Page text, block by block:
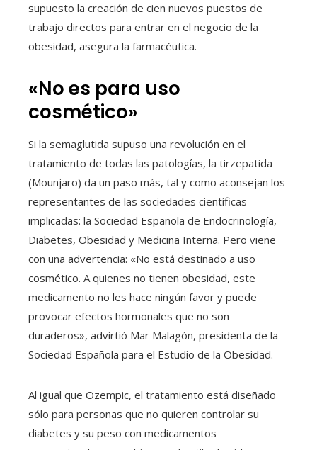
supuesto la creación de cien nuevos puestos de
trabajo directos para entrar en el negocio de la
obesidad, asegura la farmacéutica.
«No es para uso
cosmético»
Si la semaglutida supuso una revolución en el
tratamiento de todas las patologías, la tirzepatida
(Mounjaro) da un paso más, tal y como aconsejan los
representantes de las sociedades científicas
implicadas: la Sociedad Española de Endocrinología,
Diabetes, Obesidad y Medicina Interna. Pero viene
con una advertencia: «No está destinado a uso
cosmético. A quienes no tienen obesidad, este
medicamento no les hace ningún favor y puede
provocar efectos hormonales que no son
duraderos», advirtió Mar Malagón, presidenta de la
Sociedad Española para el Estudio de la Obesidad.
Al igual que Ozempic, el tratamiento está diseñado
sólo para personas que no quieren controlar su
diabetes y su peso con medicamentos